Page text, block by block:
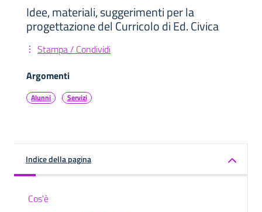
Idee, materiali, suggerimenti per la
progettazione del Curricolo di Ed. Civica
Stampa / Condividi
Argomenti
Alunni Servizi
Indice della pagina
Cos'è